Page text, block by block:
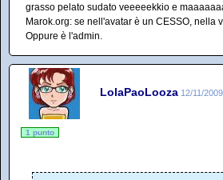
grasso pelato sudato veeeeekkio e
Marok.org: se nell'avatar è un CESSO, nella
Oppure è l'admin.
LolaPaoLooza 12/11/
1 punto